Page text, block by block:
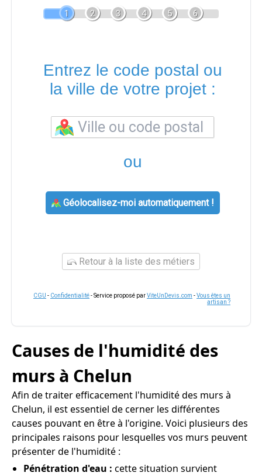
1 2 3 4 5 6
Entrez le code postal ou
la ville de votre projet :
ou
Géolocalisez-moi automatiquement !
Retour à la liste des métiers
CGU - Confidentialité- Service proposé parViteUnDevis.com -Vous êtes un
artisan ?
Causes de l'humidité des
murs à Chelun
Afin de traiter efficacement l'humidité des murs à
Chelun, il est essentiel de cerner les différentes
causes pouvant en être à l'origine. Voici plusieurs des
principales raisons pour lesquelles vos murs peuvent
présenter de l'humidité :
Pénétration d'eau : cette situation survient